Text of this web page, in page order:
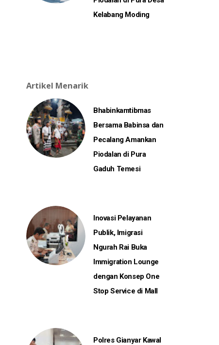
Kelabang Moding
Artikel Menarik
Bhabinkamtibmas
Bersama Babinsa dan
Pecalang Amankan
Piodalan di Pura
Gaduh Temesi
Inovasi Pelayanan
Publik, Imigrasi
Ngurah Rai Buka
Immigration Lounge
dengan Konsep One
Stop Service di Mall
Polres Gianyar Kawal